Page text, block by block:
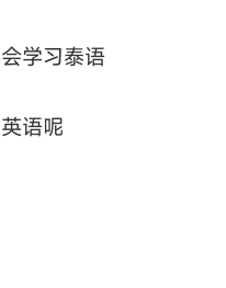
学习泰语
语呢